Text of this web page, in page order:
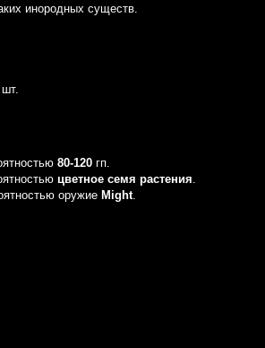
инородных существ.
80-120гп.
цветное семя растения
оружие Might.